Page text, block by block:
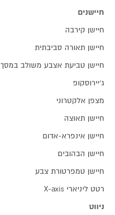
חיישנים
חיישן קירבה
חיישן תאורה סביבתית
חיישן טביעת אצבע משולב במסך
ג'יירוסקופ
מצפן אלקטרוני
חיישן תאוצה
חיישן אינפרא-אדום
חיישן הבהובים
חיישן טמפרטורת צבע
רטט ליניארי X-axis
ניווט